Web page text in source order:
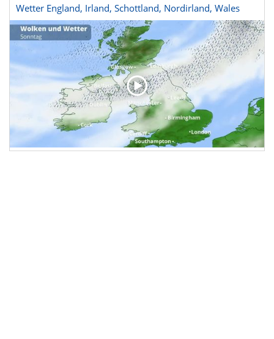
Wetter England, Irland, Schottland, Nordirland, Wales